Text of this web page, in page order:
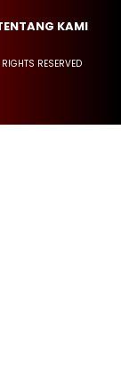
KAMI
RESERVED